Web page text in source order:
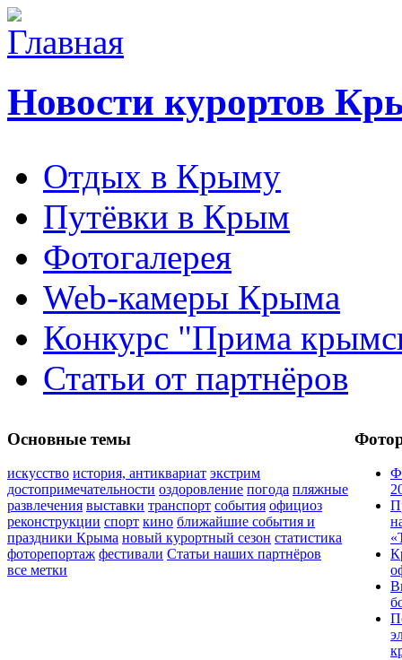
Новости курортов
Отдых в Крыму
Путёвки в Крым
Фотогалерея
Web-камеры Крыма
Конкурс "Прима
Статьи от партнёров
Основные темы
искусство история, антиквариат экстрим
достопримечательности оздоровление погода пляжные
развлечения выставки транспорт события официоз
реконструкции спорт кино ближайшие события и
праздники Крыма новый курортный сезон статистика
фоторепортаж фестивали Статьи наших партнёров
все метки